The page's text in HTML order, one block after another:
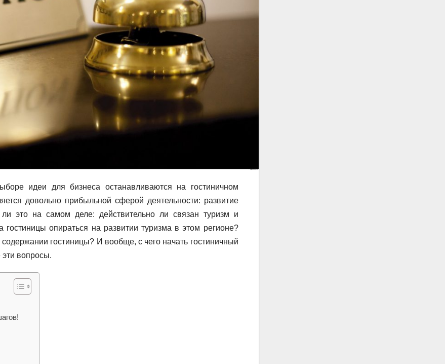
идеи для бизнеса останавливаются на гостиничном
довольно прибыльной сферой деятельности: развитие
это на самом деле: действительно ли связан туризм и
опираться на развитии туризма в этом регионе?
гостиницы? И вообще, с чего начать гостиничный
вопросы.